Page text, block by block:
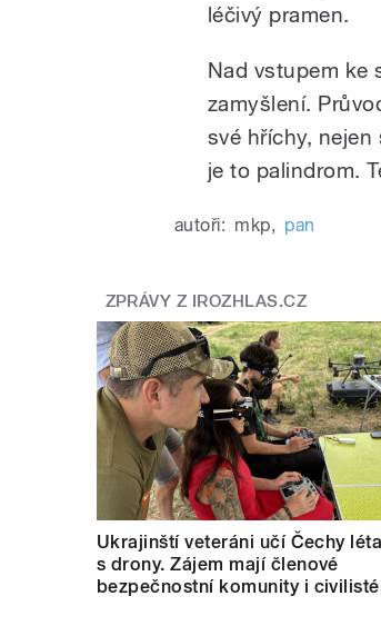
léčivý pramen.
Nad vstupem ke
zamyšlení.
své hříchy, nejen
je to palindrom.
autoři: mkp, pan
ZPRÁVY Z IROZHLAS.CZ
Ukrajinští veteráni učí Čechy
s drony. Zájem mají členové
bezpečnostní komunity i civilisté